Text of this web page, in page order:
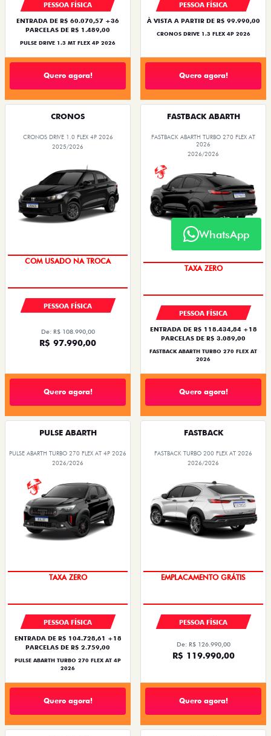
PESSOA FÍSICA
ENTRADA DE R$ 60.070,57 +36
PARCELAS DE R$ 1.489,00
PULSE DRIVE 1.3 MT FLEX 4P 2026
Quero agora!
PESSOA FÍSICA
À VISTA A PARTIR DE R$ 99.990,00
CRONOS DRIVE 1.3 FLEX 4P 2026
Quero agora!
CRONOS
CRONOS DRIVE 1.0 FLEX 4P 2026
2025/2026
SUPER DESCONTO
PESSOA FÍSICA
De: R$ 108.990,00
R$ 97.990,00
Quero agora!
FASTBACK ABARTH
FASTBACK ABARTH TURBO 270 FLEX AT
2026
2026/2026
SAIA DE FIAT 0KM
PESSOA FÍSICA
ENTRADA DE R$ 118.434,84 +18
PARCELAS DE R$ 3.089,00
FASTBACK ABARTH TURBO 270 FLEX AT
2026
Quero agora!
PULSE ABARTH
PULSE ABARTH TURBO 270 FLEX AT 4P 2026
2026/2026
SAIA DE FIAT 0KM
PESSOA FÍSICA
ENTRADA DE R$ 104.728,61 +18
PARCELAS DE R$ 2.759,00
PULSE ABARTH TURBO 270 FLEX AT 4P
2026
Quero agora!
FASTBACK
FASTBACK TURBO 200 FLEX AT 2026
2026/2026
OPORTUNIDADE
PESSOA FÍSICA
De: R$ 126.990,00
R$ 119.990,00
Quero agora!
WhatsApp